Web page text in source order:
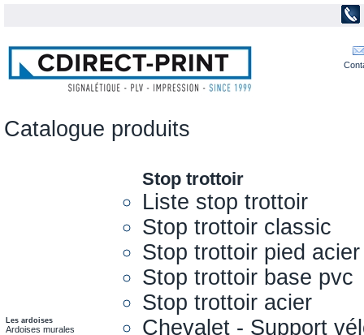
Catalogue produits
Les ardoises
Ardoises murales
Stop trottoir
Liste stop trottoir
Stop trottoir classic
Stop trottoir pied acier
Stop trottoir base pvc
Stop trottoir acier
Chevalet - Support